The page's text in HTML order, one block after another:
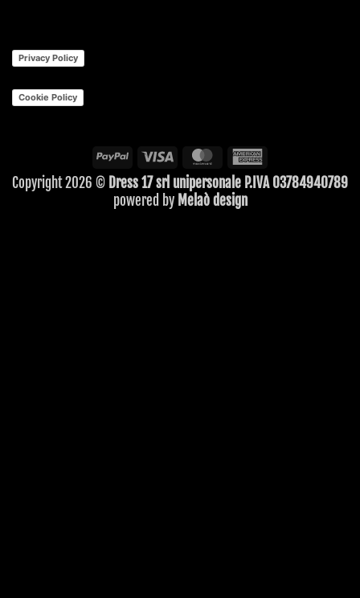
Privacy Policy
Cookie Policy
PayPal Visa MasterCard
Express
Copyright 2026 © Dress 17 srl unipersonale P.IVA 03784940789
powered by Melaò design